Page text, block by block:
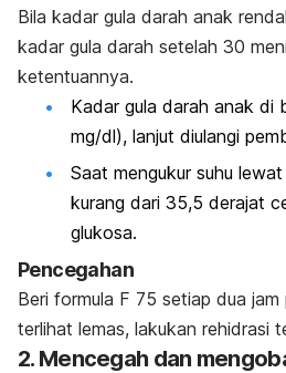
Bila kadar gula darah anak
kadar gula darah setelah 30
ketentuannya.
Kadar gula darah anak
mg/dl), lanjut diulangi
Saat mengukur suhu
kurang dari 35,5 derajat
glukosa.
Pencegahan
Beri formula F 75 setiap dua
terlihat lemas, lakukan rehidrasi
2. Mencegah dan